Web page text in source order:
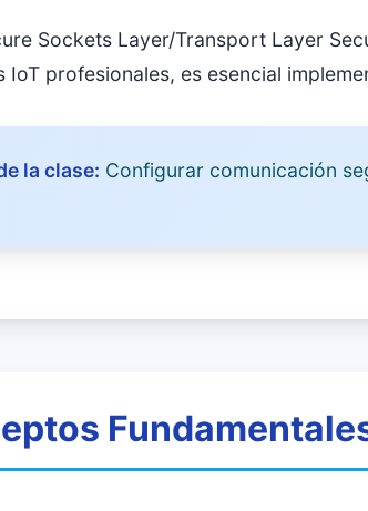
Sockets Layer/Transport Layer
IoT profesionales, es esencial
la clase: Configurar comunicación